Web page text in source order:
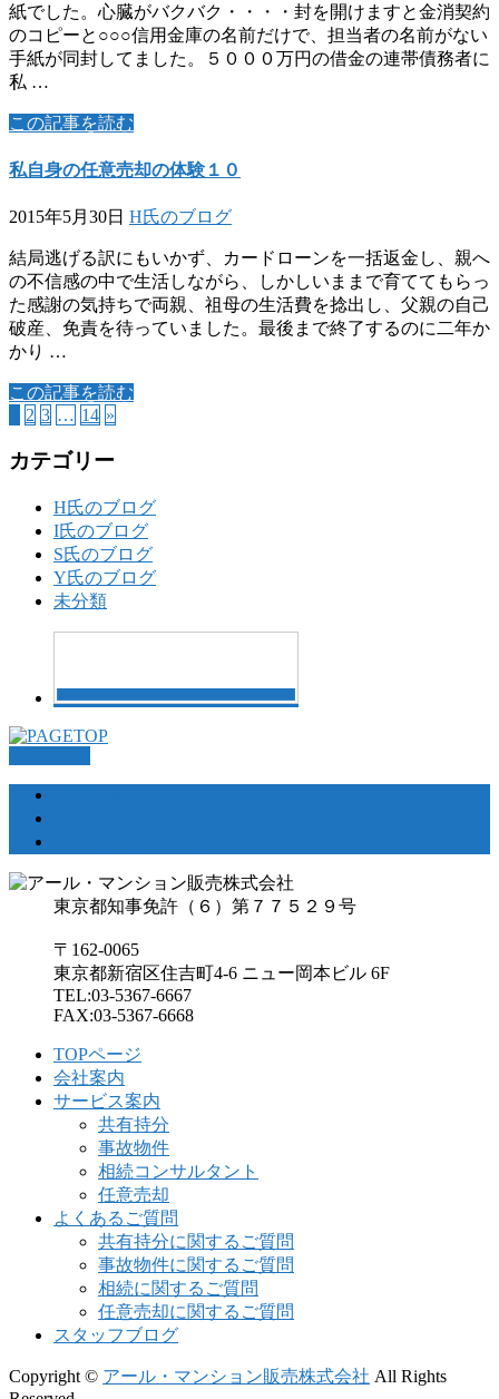
紙でした。心臓がバクバク・・・・封を開けますと金消契約
のコピーと○○○信用金庫の名前だけで、担当者の名前がない
手紙が同封してました。５０００万円の借金の連帯債務者に
私 …
この記事を読む
私自身の任意売却の体験１０
2015年5月30日 H氏のブログ
結局逃げる訳にもいかず、カードローンを一括返金し、親へ
の不信感の中で生活しながら、しかしいままで育ててもらっ
た感謝の気持ちで両親、祖母の生活費を捻出し、父親の自己
破産、免責を待っていました。最後まで終了するのに二年か
かり …
この記事を読む
2 3 … 14 »
カテゴリー
H氏のブログ
I氏のブログ
S氏のブログ
Y氏のブログ
未分類
東京都知事免許（６）第７７５２９号
〒162-0065
東京都新宿区住吉町4-6 ニュー岡本ビル 6F
TEL:03-5367-6667
FAX:03-5367-6668
TOPページ
会社案内
サービス案内
共有持分
事故物件
相続コンサルタント
任意売却
よくあるご質問
共有持分に関するご質問
事故物件に関するご質問
相続に関するご質問
任意売却に関するご質問
スタッフブログ
Copyright © アール・マンション販売株式会社 All Rights